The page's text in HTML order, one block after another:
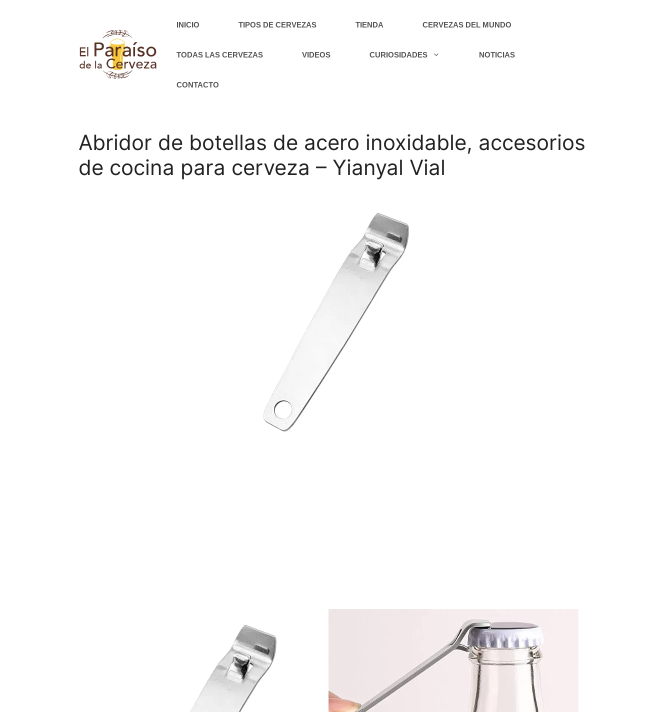
INICIO TIPOS DE CERVEZAS TIENDA CERVEZAS DEL MUNDO
TODAS LAS CERVEZAS VIDEOS CURIOSIDADES NOTICIAS
CONTACTO
Abridor de botellas de acero inoxidable, accesorios
de cocina para cerveza – Yianyal Vial